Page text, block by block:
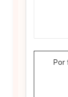
Por